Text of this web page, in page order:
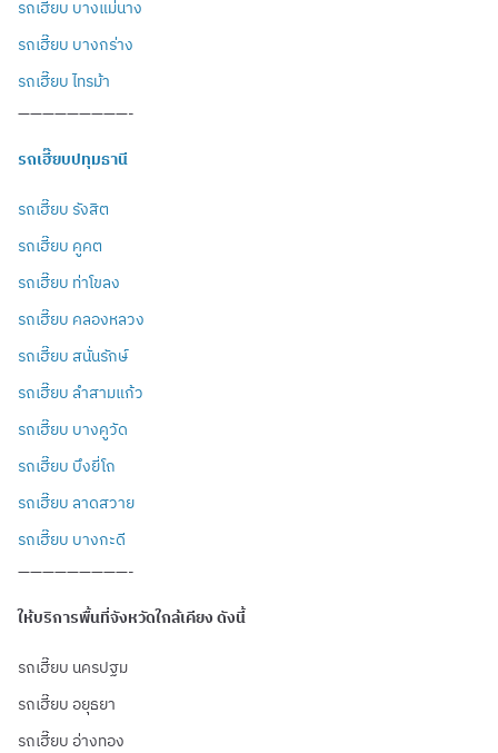
รถเฮี๊ยบ บางแม่นาง
รถเฮี๊ยบ บางกร่าง
รถเฮี๊ยบ ไทรม้า
—————————-
รถเฮี๊ยบปทุมธานี
รถเฮี๊ยบ รังสิต
รถเฮี๊ยบ คูคต
รถเฮี๊ยบ ท่าโขลง
รถเฮี๊ยบ คลองหลวง
รถเฮี๊ยบ สนั่นรักษ์
รถเฮี๊ยบ ลำสามแก้ว
รถเฮี๊ยบ บางคูวัด
รถเฮี๊ยบ บึงยี่โถ
รถเฮี๊ยบ ลาดสวาย
รถเฮี๊ยบ บางกะดี
—————————-
ให้บริการพื้นที่จังหวัดใกล้เคียง ดังนี้
รถเฮี๊ยบ นครปฐม
รถเฮี๊ยบ อยุธยา
รถเฮี๊ยบ อ่างทอง